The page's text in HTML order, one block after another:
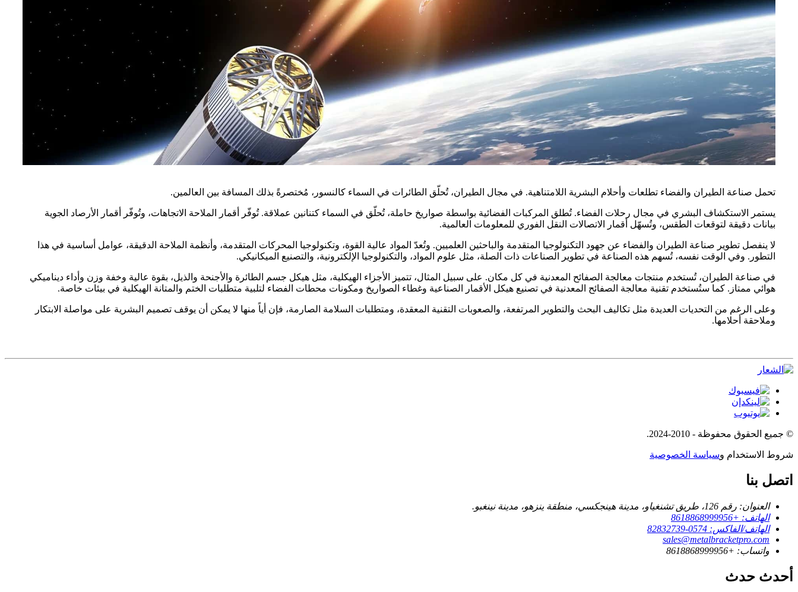
تحمل صناعة الطيران والفضاء تطلعات وأحلام البشرية اللامتناهية. في مجال الطيران، تُحلّق الطائرات في السماء كالنسور، مُختصرةً بذلك المسافة بين العالمين.
يستمر الاستكشاف البشري في مجال رحلات الفضاء. تُطلق المركبات الفضائية بواسطة صواريخ حاملة، تُحلّق في السماء كتنانين عملاقة. تُوفّر أقمار الملاحة الاتجاهات، وتُوفّر أقمار الأرصاد الجوية
بيانات دقيقة لتوقعات الطقس، وتُسهّل أقمار الاتصالات النقل الفوري للمعلومات العالمية.
لا ينفصل تطوير صناعة الطيران والفضاء عن جهود التكنولوجيا المتقدمة والباحثين العلميين. وتُعدّ المواد عالية القوة، وتكنولوجيا المحركات المتقدمة، وأنظمة الملاحة الدقيقة، عوامل أساسية في هذا
التطور. وفي الوقت نفسه، تُسهم هذه الصناعة في تطوير الصناعات ذات الصلة، مثل علوم المواد، والتكنولوجيا الإلكترونية، والتصنيع الميكانيكي.
في صناعة الطيران، تُستخدم منتجات معالجة الصفائح المعدنية في كل مكان. على سبيل المثال، تتميز الأجزاء الهيكلية، مثل هيكل جسم الطائرة والأجنحة والذيل، بقوة عالية وخفة وزن وأداء ديناميكي
هوائي ممتاز. كما ستُستخدم تقنية معالجة الصفائح المعدنية في تصنيع هيكل الأقمار الصناعية وغطاء الصواريخ ومكونات محطات الفضاء لتلبية متطلبات الختم والمتانة الهيكلية في بيئات خاصة.
وعلى الرغم من التحديات العديدة مثل تكاليف البحث والتطوير المرتفعة، والصعوبات التقنية المعقدة، ومتطلبات السلامة الصارمة، فإن أياً منها لا يمكن أن يوقف تصميم البشرية على مواصلة الابتكار
وملاحقة أحلامها.
© جميع الحقوق محفوظة - 2010-2024.
شروط الاستخدام وسياسة الخصوصية
اتصل بنا
العنوان: رقم 126، طريق تشنغياو، مدينة هينجكسي، منطقة ينزهو، مدينة نينغبو.
الهاتف: +8618868999956
الهاتف/الفاكس: 0574-82832739
sales@metalbracketpro.com
واتساب: +8618868999956
أحدث حدث